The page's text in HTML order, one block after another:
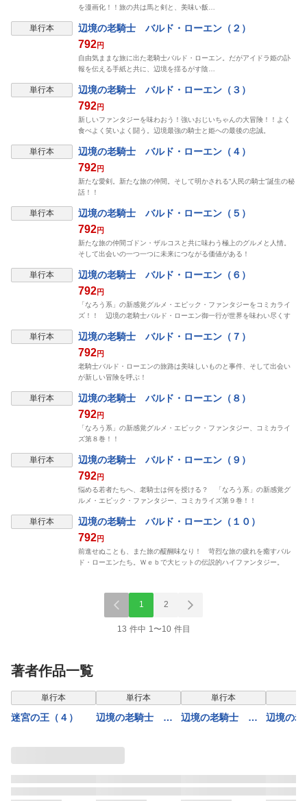
を漫画化！！旅の共は馬と剣と、美味い飯…
単行本 辺境の老騎士 バルド・ローエン（２）
792円
自由気ままな旅に出た老騎士バルド・ローエン。だがアイドラ姫の訃
報を伝える手紙と共に、辺境を揺るがす陰…
単行本 辺境の老騎士 バルド・ローエン（３）
792円
新しいファンタジーを味わおう！強いおじいちゃんの大冒険！！よく
食べよく笑いよく闘う。辺境最強の騎士と姫への最後の忠誠。
単行本 辺境の老騎士 バルド・ローエン（４）
792円
新たな愛剣。新たな旅の仲間。そして明かされる“人民の騎士”誕生の秘
話！！
単行本 辺境の老騎士 バルド・ローエン（５）
792円
新たな旅の仲間ゴドン・ザルコスと共に味わう極上のグルメと人情。
そして出会いの一つ一つに未来につながる価値がある！
単行本 辺境の老騎士 バルド・ローエン（６）
792円
「なろう系」の新感覚グルメ・エピック・ファンタジーをコミカライ
ズ！！ 辺境の老騎士バルド・ローエン御一行が世界を味わい尽くす
単行本 辺境の老騎士 バルド・ローエン（７）
792円
老騎士バルド・ローエンの旅路は美味しいものと事件、そして出会い
が新しい冒険を呼ぶ！
単行本 辺境の老騎士 バルド・ローエン（８）
792円
「なろう系」の新感覚グルメ・エピック・ファンタジー、コミカライ
ズ第８巻！！
単行本 辺境の老騎士 バルド・ローエン（９）
792円
悩める若者たちへ、老騎士は何を授ける？ 「なろう系」の新感覚グ
ルメ・エピック・ファンタジー、コミカライズ第９巻！！
単行本 辺境の老騎士 バルド・ローエン（１０）
792円
前進せぬことも、また旅の醍醐味なり！ 苛烈な旅の疲れを癒すバル
ド・ローエンたち。Ｗｅｂで大ヒットの伝説的ハイファンタジー。
1 2
13 件中 1〜10 件目
著者作品一覧
単行本
迷宮の王（４）
単行本
辺境の老騎士 バ
（１３）
単行本
辺境の老騎士 バ
辺境の